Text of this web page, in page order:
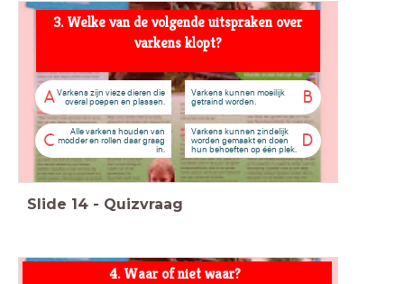
3. Welke van de volgende uitspraken over
varkens klopt?
AVarkens zijn vieze dieren die
overal poepen en plassen.
B
Varkens kunnen moeilijk
getraind worden.
C
Alle varkens houden van
modder en rollen daar graag
in.
D
Varkens kunnen zindelijk
worden gemaakt en doen
hun behoeften op één plek.
Slide 14 - Quizvraag
4. Waar of niet waar?